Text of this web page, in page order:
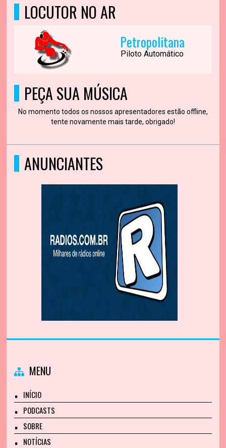
LOCUTOR NO AR
Petropolitana
Piloto Automático
PEÇA SUA MÚSICA
No momento todos os nossos apresentadores estão offline,
tente novamente mais tarde, obrigado!
ANUNCIANTES
MENU
INÍCIO
PODCASTS
SOBRE
NOTÍCIAS